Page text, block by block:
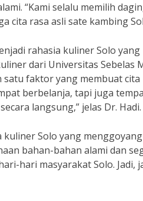
“Kami selalu memilih
rasa asli sate kambing
rahasia kuliner Solo yang
dari Universitas Sebelas
faktor yang membuat
berbelanja, tapi juga
langsung,” jelas Dr. Hadi.
Solo yang
bahan-bahan alami dan
hari masyarakat Solo. Jadi,